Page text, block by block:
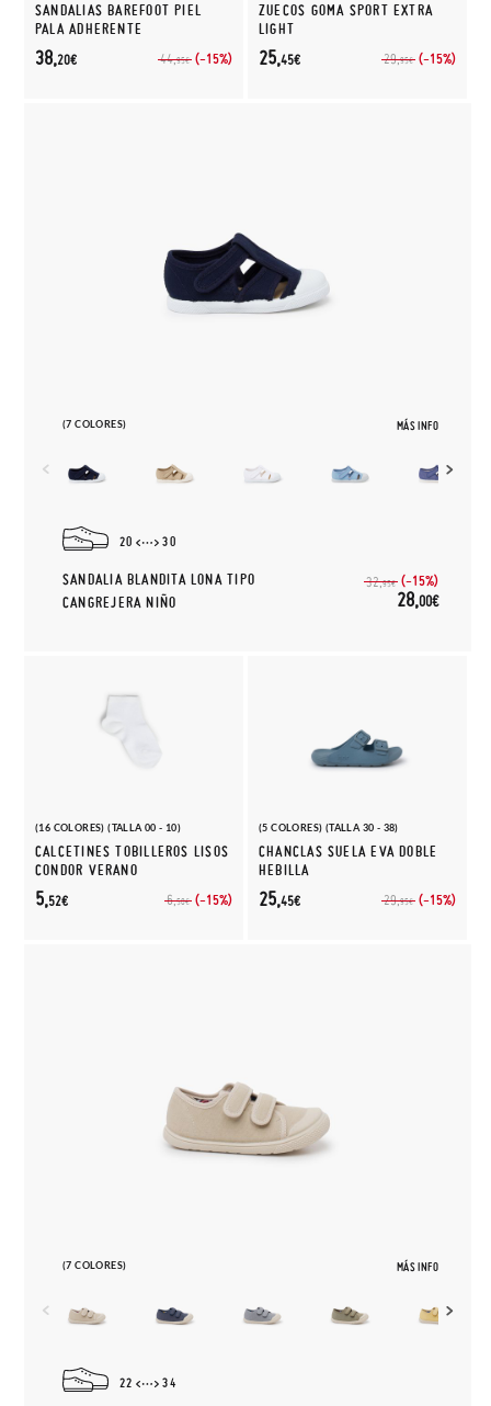
SANDALIAS BAREFOOT PIEL
PALA ADHERENTE
44,95€ (-15%)
38,20€
ZUECOS GOMA SPORT EXTRA
LIGHT
29,95€ (-15%)
25,45€
(7 COLORES) MÁS INFO
20 30
SANDALIA BLANDITA LONA TIPO
CANGREJERA NIÑO
32,95€ (-15%)
28,00€
(16 COLORES) (TALLA 00 - 10)
CALCETINES TOBILLEROS LISOS
CONDOR VERANO
6,50€ (-15%)
5,52€
(5 COLORES) (TALLA 30 - 38)
CHANCLAS SUELA EVA DOBLE
HEBILLA
29,95€ (-15%)
25,45€
(7 COLORES) MÁS INFO
22 34